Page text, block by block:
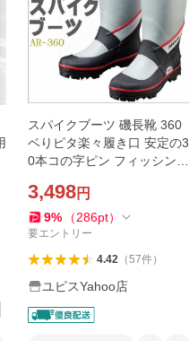
スパイクブーツ 磯長靴 360
ベりピタ楽々履き口 安定の3
0本コの字ピン フィッシング
山林
3,498円
9% （286pt）
要エントリー
4.42（57件）
ユピスYahoo店